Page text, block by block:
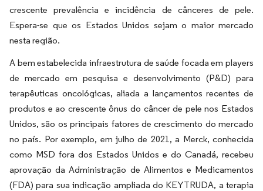
crescente prevalência e incidência de cânceres de pele.
Espera-se que os Estados Unidos sejam o maior mercado
nesta região.
A bem estabelecida infraestrutura de saúde focada em players
de mercado em pesquisa e desenvolvimento (P&D) para
terapêuticas oncológicas, aliada a lançamentos recentes de
produtos e ao crescente ônus do câncer de pele nos Estados
Unidos, são os principais fatores de crescimento do mercado
no país. Por exemplo, em julho de 2021, a Merck, conhecida
como MSD fora dos Estados Unidos e do Canadá, recebeu
aprovação da Administração de Alimentos e Medicamentos
(FDA) para sua indicação ampliada do KEYTRUDA, a terapia